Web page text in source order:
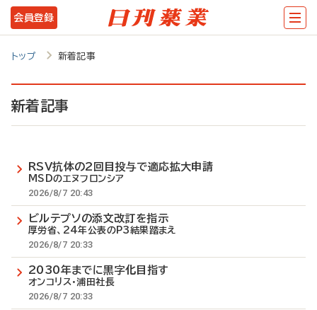
メ
イ
ン
テ
会員登録
トップ 新着記事
新着記事
RSV抗体の2回目投与で適応拡大申請
MSDのエヌフロンシア
2026/8/7 20:43
ビルテプソの添文改訂を指示
厚労省、24年公表のP3結果踏まえ
2026/8/7 20:33
2030年までに黒字化目指す
オンコリス・浦田社長
2026/8/7 20:33